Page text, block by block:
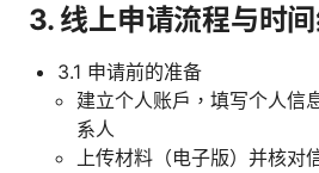
3. 线上申请流程与时
3.1 申请前的准备
建立个人账户，填写个人信
系人
上传材料（电子版）并核对